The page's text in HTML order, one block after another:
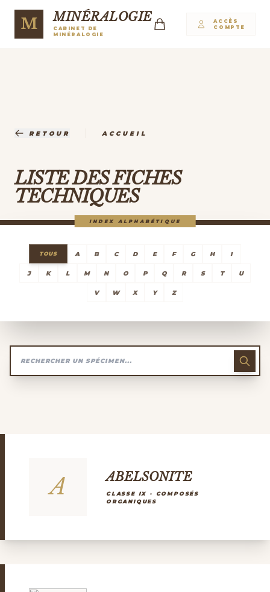
M MINÉRALOGIE
CABINET DE
MINÉRALOGIE
ACCÈS
COMPTE
RETOUR ACCUEIL
LISTE DES FICHES
TECHNIQUES
INDEX ALPHABÉTIQUE
TOUS A B C D E F G H I
J K L M N O P Q R S T U
V W X Y Z
A ABELSONITE
CLASSE IX - COMPOSÉS
ORGANIQUES